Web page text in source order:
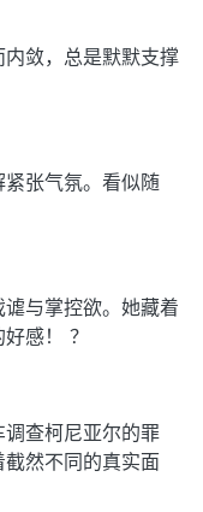
敛，总是默默支撑
张气氛。看似随
与掌控欲。她藏着
感！ ？
查柯尼亚尔的罪
然不同的真实面